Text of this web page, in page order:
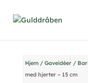
Hjem/ Gaveidéer/
med hjerter – 15 cm